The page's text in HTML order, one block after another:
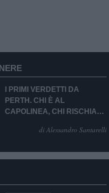
I PRIMI VERDETTI DA
PERTH. CHI È AL
CAPOLINEA, CHI RISCHIA
PANCHINA. PORTIERE
di Alessandro Santarelli